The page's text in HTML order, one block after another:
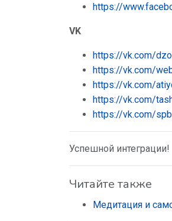
https://
VK
https://vk.com/
https://vk.com/
https://vk.com/
https://vk.com/
https://vk.com/
Успешной интеграции!
Читайте также
Медитация и